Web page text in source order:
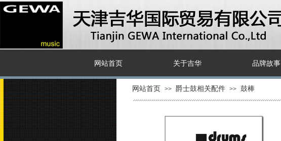
网站首页 关于吉华 品牌故事
网站首页 >> 爵士鼓相关配件 >> 鼓棒